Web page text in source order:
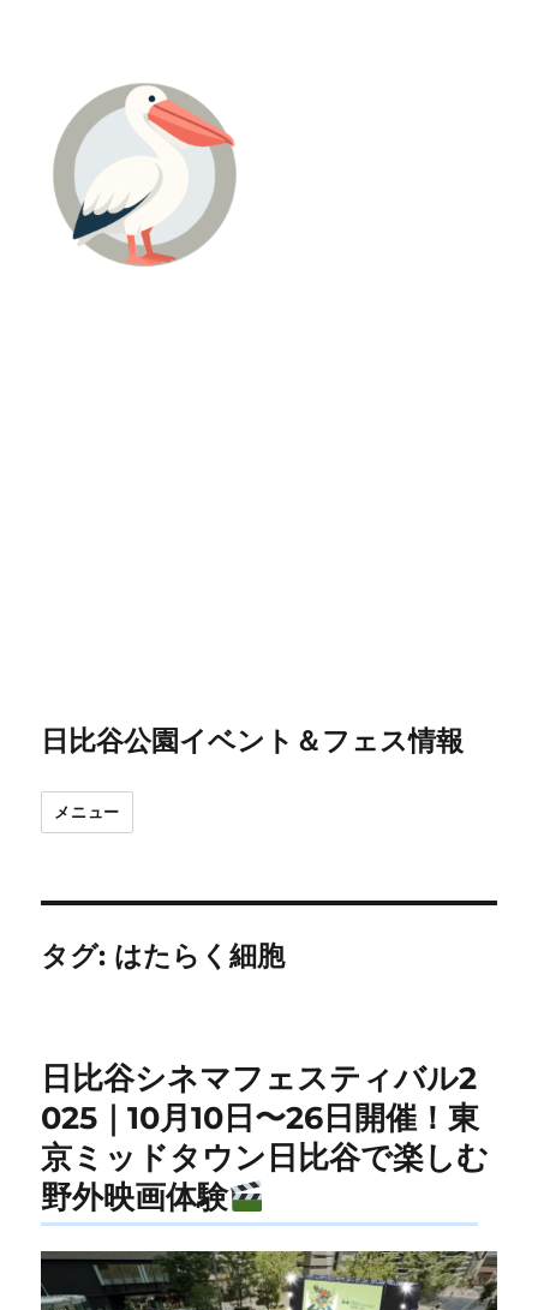
日比谷公園イベント＆フェス情報
メニュー
タグ: はたらく細胞
日比谷シネマフェスティバル2
025｜10月10日〜26日開催！東
京ミッドタウン日比谷で楽しむ
野外映画体験